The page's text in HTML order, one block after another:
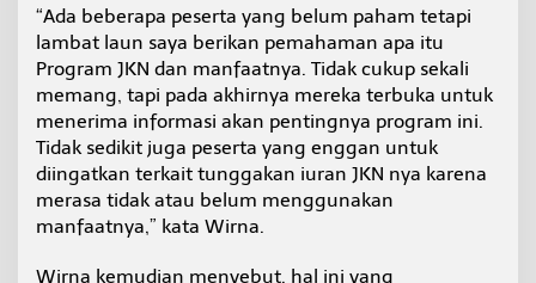
“Ada beberapa peserta yang belum paham tetapi
lambat laun saya berikan pemahaman apa itu
Program JKN dan manfaatnya. Tidak cukup sekali
memang, tapi pada akhirnya mereka terbuka untuk
menerima informasi akan pentingnya program ini.
Tidak sedikit juga peserta yang enggan untuk
diingatkan terkait tunggakan iuran JKN nya karena
merasa tidak atau belum menggunakan
manfaatnya,” kata Wirna.
Wirna kemudian menyebut, hal ini yang